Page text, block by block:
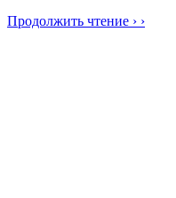
Продолжить чтение › ›